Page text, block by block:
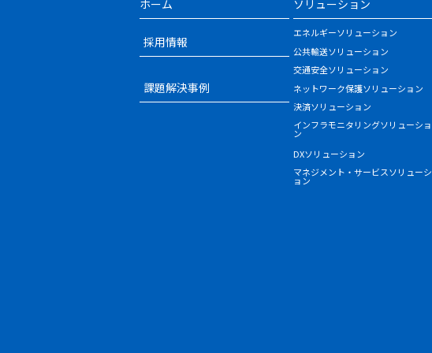
ホーム
採用情報
課題解決事例
ソリューション
エネルギーソリューション
公共輸送ソリューション
交通安全ソリューション
ネットワーク保護ソリューション
決済ソリューション
インフラモニタリングソリューショ
ン
DXソリューション
マネジメント・サービスソリューシ
ョン